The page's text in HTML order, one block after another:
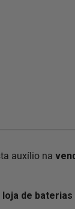
auxílio na
loja de baterias